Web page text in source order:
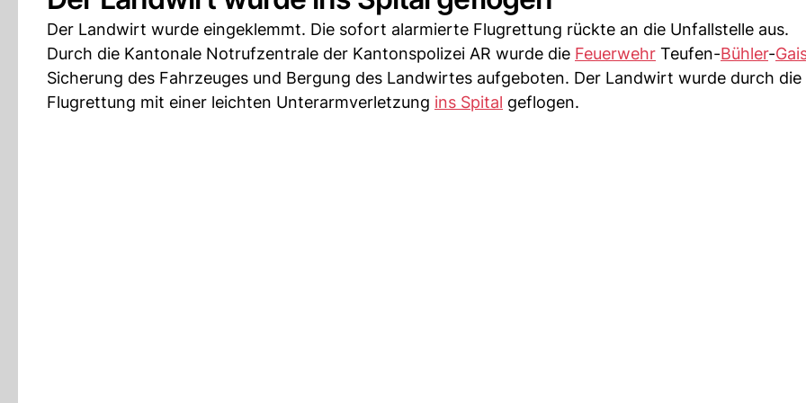
Der Landwirt wurde eingeklemmt. Die sofort alarmierte Flugrettung rückte an die Unfallstelle aus.
Durch die Kantonale Notrufzentrale der Kantonspolizei AR wurde die Feuerwehr Teufen-Bühler-
Sicherung des Fahrzeuges und Bergung des Landwirtes aufgeboten. Der Landwirt wurde durch die
Flugrettung mit einer leichten Unterarmverletzung ins Spital geflogen.